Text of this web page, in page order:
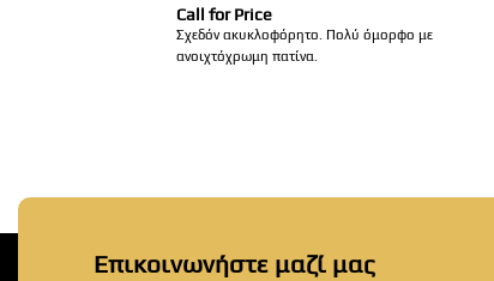
Call for Price
Σχεδόν ακυκλοφόρητο. Πολύ όμορφο με
ανοιχτόχρωμη πατίνα.
Επικοινωνήστε μαζί μας